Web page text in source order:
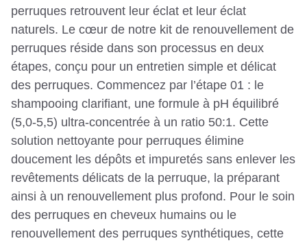
perruques retrouvent leur éclat et leur éclat
naturels. Le cœur de notre kit de renouvellement de
perruques réside dans son processus en deux
étapes, conçu pour un entretien simple et délicat
des perruques. Commencez par l’étape 01 : le
shampooing clarifiant, une formule à pH équilibré
(5,0-5,5) ultra-concentrée à un ratio 50:1. Cette
solution nettoyante pour perruques élimine
doucement les dépôts et impuretés sans enlever les
revêtements délicats de la perruque, la préparant
ainsi à un renouvellement plus profond. Pour le soin
des perruques en cheveux humains ou le
renouvellement des perruques synthétiques, cette